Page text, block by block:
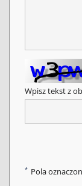
Wpisz tekst z
* Pola